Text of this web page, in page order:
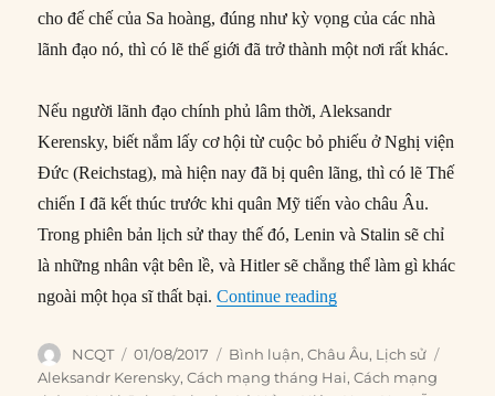
cho đế chế của Sa hoàng, đúng như kỳ vọng của các nhà
lãnh đạo nó, thì có lẽ thế giới đã trở thành một nơi rất khác.
Nếu người lãnh đạo chính phủ lâm thời, Aleksandr
Kerensky, biết nắm lấy cơ hội từ cuộc bỏ phiếu ở Nghị viện
Đức (Reichstag), mà hiện nay đã bị quên lãng, thì có lẽ Thế
chiến I đã kết thúc trước khi quân Mỹ tiến vào châu Âu.
Trong phiên bản lịch sử thay thế đó, Lenin và Stalin sẽ chỉ
là những nhân vật bên lề, và Hitler sẽ chẳng thể làm gì khác
ngoài một họa sĩ thất bại.Continue reading“Cách mạng Tháng
Author
NCQT
Posted
on
01/08/2017 Categories
Bình luận,Châu Âu, Lịch sử
Aleksandr Kerensky,Cách mạng tháng Hai,Cách mạng